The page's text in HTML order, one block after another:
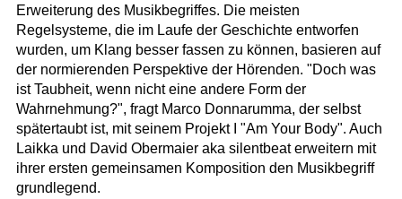
Erweiterung des Musikbegriffes. Die meisten
Regelsysteme, die im Laufe der Geschichte entworfen
wurden, um Klang besser fassen zu können, basieren auf
der normierenden Perspektive der Hörenden. "Doch was
ist Taubheit, wenn nicht eine andere Form der
Wahrnehmung?", fragt Marco Donnarumma, der selbst
spätertaubt ist, mit seinem Projekt I "Am Your Body". Auch
Laikka und David Obermaier aka silentbeat erweitern mit
ihrer ersten gemeinsamen Komposition den Musikbegriff
grundlegend.